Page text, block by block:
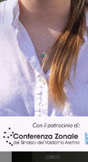
Ultime Notizie